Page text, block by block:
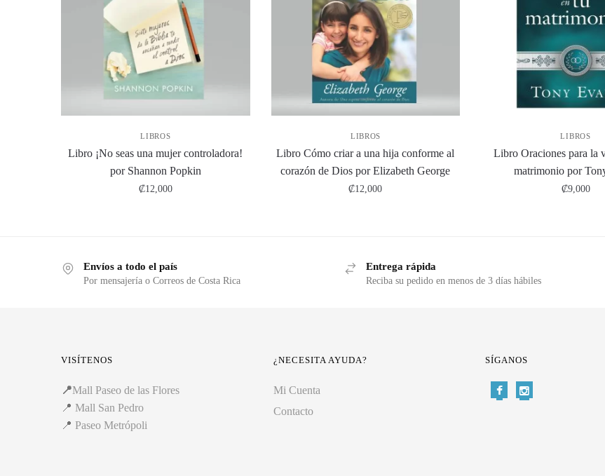
LIBROS
Libro ¡No seas una mujer controladora!
por Shannon Popkin
₡12,000
LIBROS
Libro Cómo criar a una hija conforme al
corazón de Dios por Elizabeth George
₡12,000
LIBROS
Libro Oraciones para la
matrimonio por
₡9,000
Envíos a todo el país
Por mensajería o Correos de Costa Rica
Entrega rápida
Reciba su pedido en menos de 3 días hábiles
VISÍTENOS
📍Mall Paseo de las Flores
📍 Mall San Pedro
📍 Paseo Metrópoli
¿NECESITA AYUDA?
Mi Cuenta
Contacto
SÍGANOS